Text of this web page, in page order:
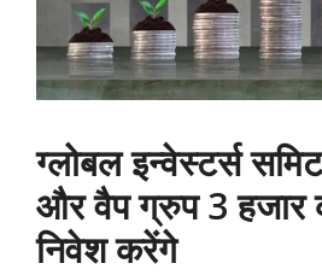
ग्लोबल इन्वेस्टर्स
और वैप ग्रुप 3 हजार
निवेश करेंगे